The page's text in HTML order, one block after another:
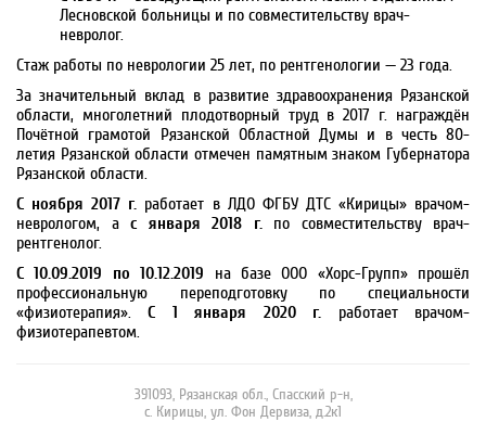
Лесновской больницы и по совместительству врач-
невролог.
Стаж работы по неврологии 25 лет, по рентгенологии — 23 года.
За значительный вклад в развитие здравоохранения Рязанской
области, многолетний плодотворный труд в 2017 г. награждён
Почётной грамотой Рязанской Областной Думы и в честь 80-
летия Рязанской области отмечен памятным знаком Губернатора
Рязанской области.
С ноября 2017 г. работает в ЛДО ФГБУ ДТС «Кирицы» врачом-
неврологом, а с января 2018 г.по совместительству врач-
рентгенолог.
C 10.09.2019 по 10.12.2019 на базе ООО «Хорс-Групп» прошёл
профессиональную переподготовку по специальности
«физиотерапия».С 1 января 2020 г. работает врачом-
физиотерапевтом.
391093, Рязанская обл., Спасский р-н,
с. Кирицы, ул. Фон Дервиза, д.2к1